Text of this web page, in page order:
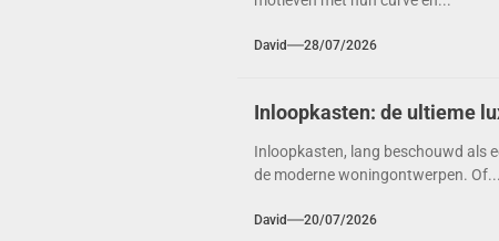
David 28/07/2026
Inloopkasten: de ultieme
Inloopkasten, lang beschouwd als
de moderne woningontwerpen. Of...
David 20/07/2026